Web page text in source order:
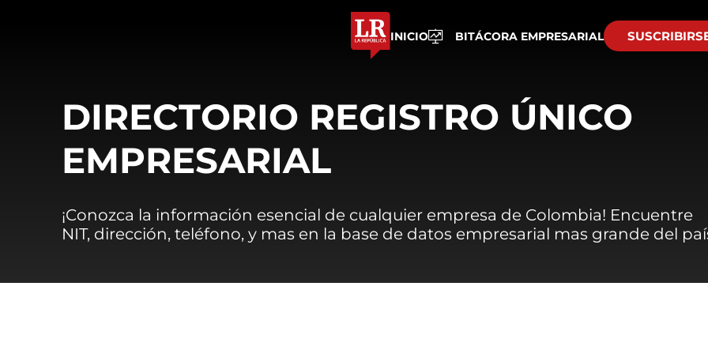
INICIO BITÁCORA EMPRESARIAL
DIRECTORIO REGISTRO ÚNICO
EMPRESARIAL
¡Conozca la información esencial de cualquier empresa de Colombia! Encuentre
NIT, dirección, teléfono, y mas en la base de datos empresarial mas grande del